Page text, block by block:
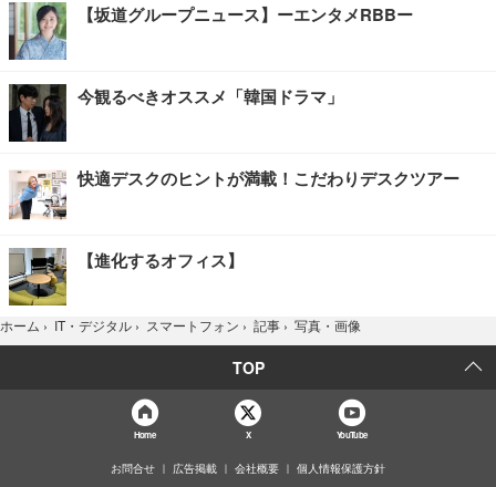
【坂道グループニュース】ーエンタメRBBー
今観るべきオススメ「韓国ドラマ」
快適デスクのヒントが満載！こだわりデスクツアー
【進化するオフィス】
ホーム › IT・デジタル › スマートフォン › 記事 › 写真・画像
TOP
Home X YouTube
お問合せ 広告掲載 会社概要 個人情報保護方針